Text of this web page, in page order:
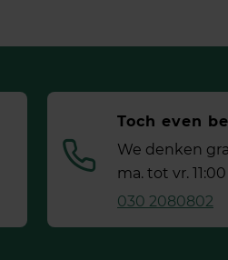
Toch even
We denken
ma. tot vr.
030 2080802